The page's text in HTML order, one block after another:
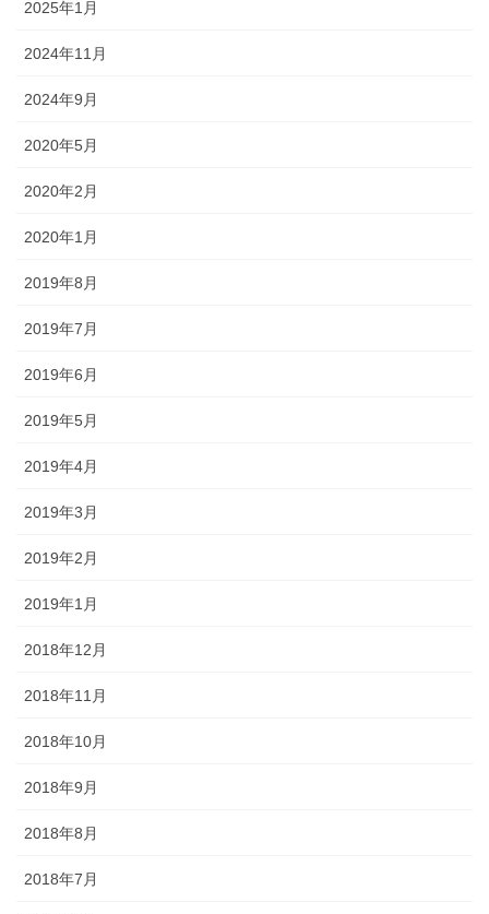
2025年1月
2024年11月
2024年9月
2020年5月
2020年2月
2020年1月
2019年8月
2019年7月
2019年6月
2019年5月
2019年4月
2019年3月
2019年2月
2019年1月
2018年12月
2018年11月
2018年10月
2018年9月
2018年8月
2018年7月